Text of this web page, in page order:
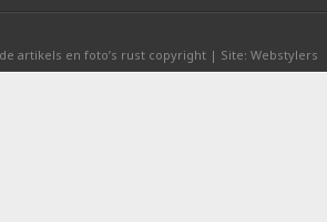
artikels en foto’s rust copyright | Site: Webstylers